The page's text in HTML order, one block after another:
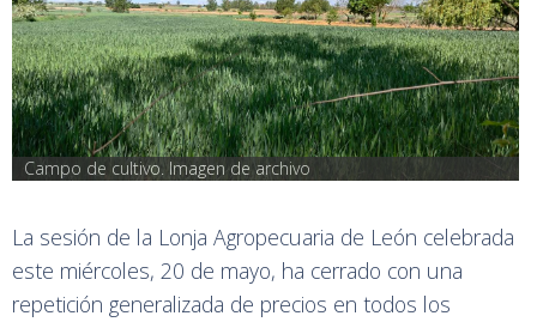
Campo de cultivo. Imagen de archivo
La sesión de la Lonja Agropecuaria de León celebrada
este miércoles, 20 de mayo, ha cerrado con una
repetición generalizada de precios en todos los